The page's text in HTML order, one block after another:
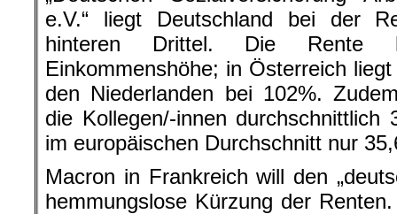
e.V.“ liegt Deutschland bei der
hinteren Drittel. Die
Einkommenshöhe; in Österreich
den Niederlanden bei 102%.
die Kollegen/-innen
im europäischen Durchschnitt nur
Macron in Frankreich will den
hemmungslose Kürzung der